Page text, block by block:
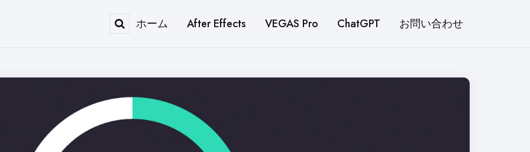
ホーム After Effects VEGAS Pro ChatGPT お問い合わせ